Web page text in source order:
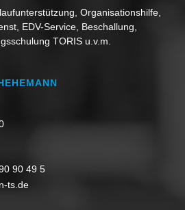
Organisationshilfe,
EDV-Service, Beschallung,
TORIS u.v.m.
90 49 5
ts.de